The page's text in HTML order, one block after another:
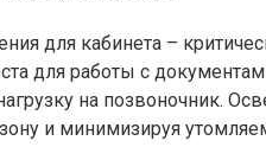
для кабинета –
для работы с
на позвоночник.
и минимизируя